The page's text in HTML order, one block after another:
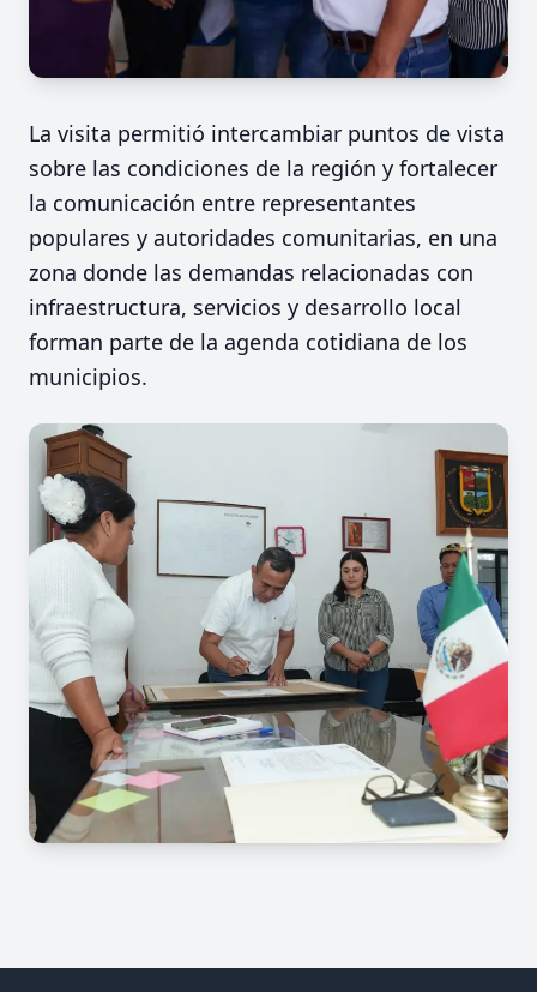
La visita permitió intercambiar puntos de vista
sobre las condiciones de la región y fortalecer
la comunicación entre representantes
populares y autoridades comunitarias, en una
zona donde las demandas relacionadas con
infraestructura, servicios y desarrollo local
forman parte de la agenda cotidiana de los
municipios.